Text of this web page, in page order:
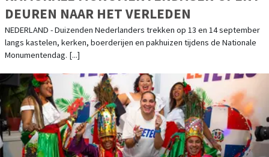
DEUREN NAAR HET VERLEDEN
NEDERLAND - Duizenden Nederlanders trekken op 13 en 14 september
langs kastelen, kerken, boerderijen en pakhuizen tijdens de Nationale
Monumentendag. [...]